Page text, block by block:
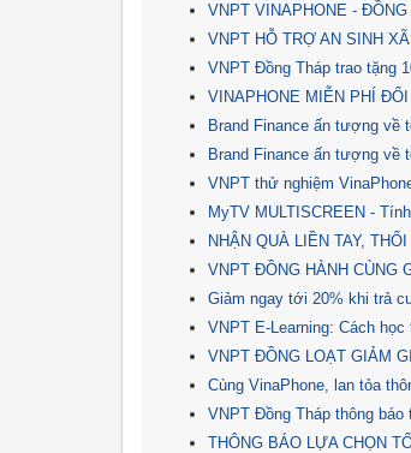
VNPT VINAPHONE -
VNPT HỖ TRỢ AN SINH XÃ
VNPT Đồng Tháp trao tặng
VINAPHONE MIỄN PHÍ
Brand Finance ấn tượng về
Brand Finance ấn tượng về
VNPT thử nghiệm
MyTV MULTISCREEN -
NHẬN QUÀ LIỀN TAY,
VNPT ĐỒNG HÀNH CÙNG
Giảm ngay tới 20% khi trả
VNPT E-Learning: Cách
VNPT ĐỒNG LOẠT GIẢM
Cùng VinaPhone, lan tỏa
VNPT Đồng Tháp thông
THÔNG BÁO LỰA CHỌN